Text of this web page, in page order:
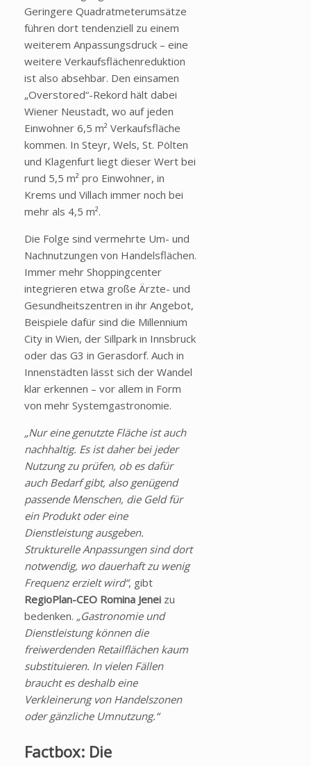
Geringere Quadratmeterumsätze
führen dort tendenziell zu einem
weiterem Anpassungsdruck – eine
weitere Verkaufsflächenreduktion
ist also absehbar. Den einsamen
„Overstored“-Rekord hält dabei
Wiener Neustadt, wo auf jeden
Einwohner 6,5 m² Verkaufsfläche
kommen. In Steyr, Wels, St. Pölten
und Klagenfurt liegt dieser Wert bei
rund 5,5 m² pro Einwohner, in
Krems und Villach immer noch bei
mehr als 4,5 m².
Die Folge sind vermehrte Um- und
Nachnutzungen von Handelsflächen.
Immer mehr Shoppingcenter
integrieren etwa große Ärzte- und
Gesundheitszentren in ihr Angebot,
Beispiele dafür sind die Millennium
City in Wien, der Sillpark in Innsbruck
oder das G3 in Gerasdorf. Auch in
Innenstädten lässt sich der Wandel
klar erkennen – vor allem in Form
von mehr Systemgastronomie.
„Nur eine genutzte Fläche ist auch
nachhaltig. Es ist daher bei jeder
Nutzung zu prüfen, ob es dafür
auch Bedarf gibt, also genügend
passende Menschen, die Geld für
ein Produkt oder eine
Dienstleistung ausgeben.
Strukturelle Anpassungen sind dort
notwendig, wo dauerhaft zu wenig
Frequenz erzielt wird“, gibt
RegioPlan-CEO Romina Jenei zu
bedenken. „Gastronomie und
Dienstleistung können die
freiwerdenden Retailflächen kaum
substituieren. In vielen Fällen
braucht es deshalb eine
Verkleinerung von Handelszonen
oder gänzliche Umnutzung.“
Factbox: Die